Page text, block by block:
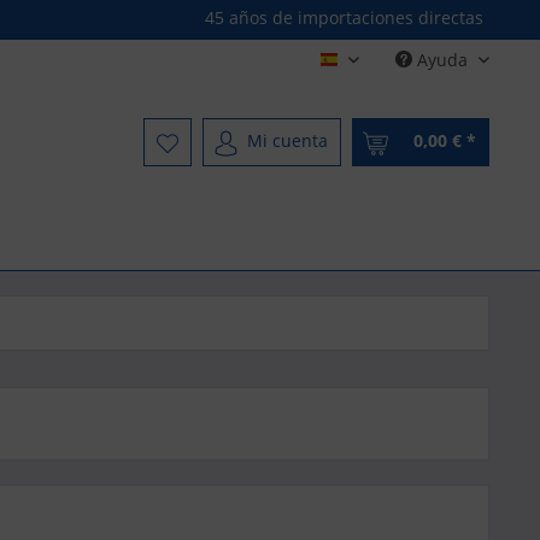
45 años de importaciones directas
Spanisch - Spanish
Ayuda
Mi cuenta 0,00 € *